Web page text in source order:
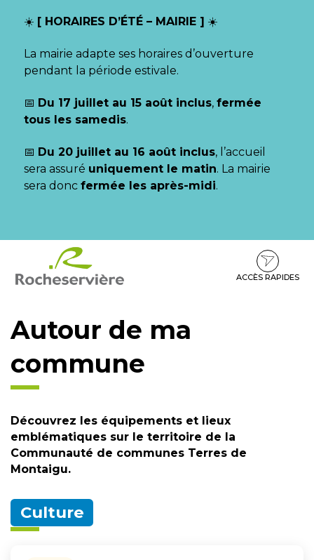
☀️ [ HORAIRES D’ÉTÉ – MAIRIE ] ☀️
La mairie adapte ses horaires d’ouverture
pendant la période estivale.
📅 Du 17 juillet au 15 août inclus, fermée
tous les samedis.
📅 Du 20 juillet au 16 août inclus, l’accueil
sera assuré uniquement le matin. La mairie
sera donc fermée les après-midi.
contenu
pied
ACCÈS RAPIDES
Autour de ma
commune
Découvrez les équipements et lieux
emblématiques sur le territoire de la
Communauté de communes Terres de
Montaigu.
Culture